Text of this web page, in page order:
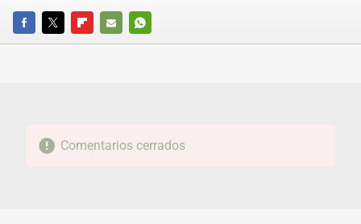
FACEBOOKTWITTERFLIPBOARD
E-
WHATSAPP
Comentarios cerrados